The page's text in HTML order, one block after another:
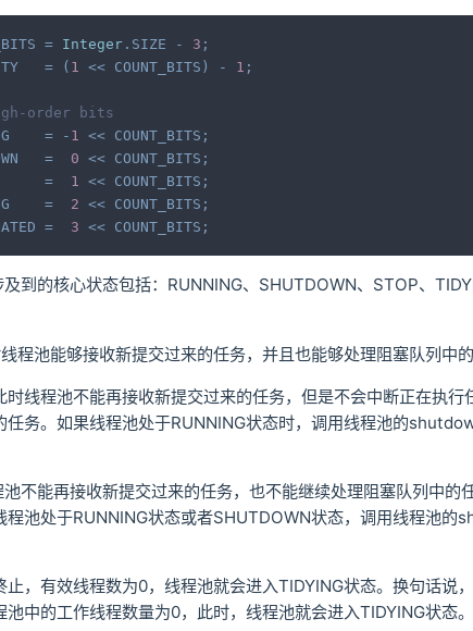
= Integer . SIZE - 3 ;
= ( 1 << COUNT_BITS ) - 1 ;
order bits
= - 1 << COUNT_BITS ;
= 0 << COUNT_BITS ;
= 1 << COUNT_BITS ;
= 2 << COUNT_BITS ;
= 3 << COUNT_BITS ;
到的核心状态包括：RUNNING、SHUTDOWN、STOP、
程池能够接收新提交过来的任务，并且也能够处理阻塞队列中的
线程池不能再接收新提交过来的任务，但是不会中断正在执行
务。如果线程池处于RUNNING状态时，调用线程池的
不能再接收新提交过来的任务，也不能继续处理阻塞队列中的
程池处于RUNNING状态或者SHUTDOWN状态，调用线程池
，有效线程数为0，线程池就会进入TIDYING状态。换句话说
中的工作线程数量为0，此时，线程池就会进入TIDYING状态。